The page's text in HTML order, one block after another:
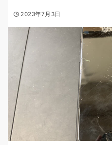
2023年7月3日